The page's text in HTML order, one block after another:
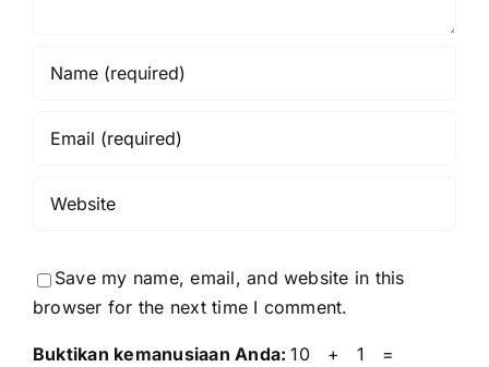
Save my name, email, and website in this
browser for the next time I comment.
Buktikan kemanusiaan Anda:10 + 1 =